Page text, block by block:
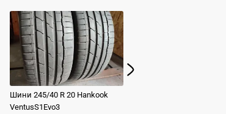
Шини245/40 R 20 Hankook
VentusS1Evo3